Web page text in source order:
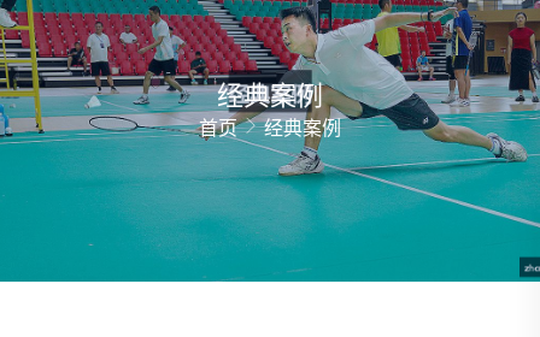
经典案例
首页 经典案例